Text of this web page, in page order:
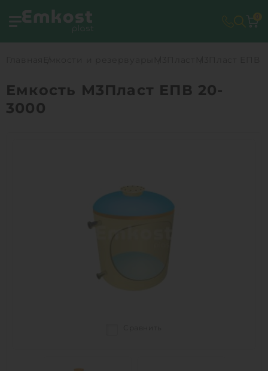
Емкость М3Пласт ЕПВ 20-
3000